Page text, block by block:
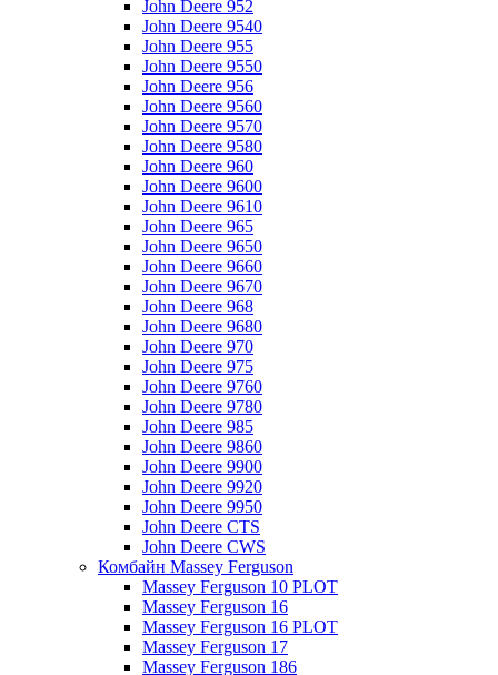
John Deere 952
John Deere 9540
John Deere 955
John Deere 9550
John Deere 956
John Deere 9560
John Deere 9570
John Deere 9580
John Deere 960
John Deere 9600
John Deere 9610
John Deere 965
John Deere 9650
John Deere 9660
John Deere 9670
John Deere 968
John Deere 9680
John Deere 970
John Deere 975
John Deere 9760
John Deere 9780
John Deere 985
John Deere 9860
John Deere 9900
John Deere 9920
John Deere 9950
John Deere CTS
John Deere CWS
Комбайн Massey Ferguson
Massey Ferguson 10 PLOT
Massey Ferguson 16
Massey Ferguson 16 PLOT
Massey Ferguson 17
Massey Ferguson 186